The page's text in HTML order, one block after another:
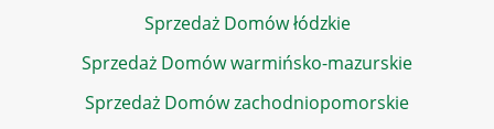
Sprzedaż Domów łódzkie
Sprzedaż Domów warmińsko-mazurskie
Sprzedaż Domów zachodniopomorskie